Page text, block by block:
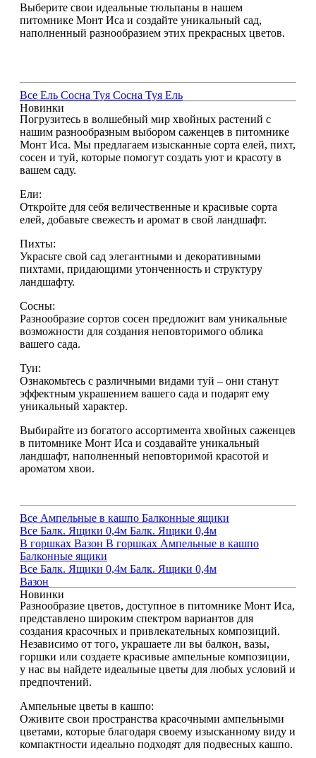
Выберите свои идеальные тюльпаны в нашем
питомнике Монт Иса и создайте уникальный сад,
наполненный разнообразием этих прекрасных цветов.
Все Ель Сосна Туя Сосна Туя Ель
Новинки
Погрузитесь в волшебный мир хвойных растений с
нашим разнообразным выбором саженцев в питомнике
Монт Иса. Мы предлагаем изысканные сорта елей, пихт,
сосен и туй, которые помогут создать уют и красоту в
вашем саду.
Ели:
Откройте для себя величественные и красивые сорта
елей, добавьте свежесть и аромат в свой ландшафт.
Пихты:
Украсьте свой сад элегантными и декоративными
пихтами, придающими утонченность и структуру
ландшафту.
Сосны:
Разнообразие сортов сосен предложит вам уникальные
возможности для создания неповторимого облика
вашего сада.
Туи:
Ознакомьтесь с различными видами туй – они станут
эффектным украшением вашего сада и подарят ему
уникальный характер.
Выбирайте из богатого ассортимента хвойных саженцев
в питомнике Монт Иса и создавайте уникальный
ландшафт, наполненный неповторимой красотой и
ароматом хвои.
Все Ампельные в кашпо Балконные ящики
Все Балк. Ящики 0,4м Балк. Ящики 0,4м
В горшках Вазон В горшках Ампельные в кашпо
Балконные ящики
Все Балк. Ящики 0,4м Балк. Ящики 0,4м
Вазон
Новинки
Разнообразие цветов, доступное в питомнике Монт Иса,
представлено широким спектром вариантов для
создания красочных и привлекательных композиций.
Независимо от того, украшаете ли вы балкон, вазы,
горшки или создаете красивые ампельные композиции,
у нас вы найдете идеальные цветы для любых условий и
предпочтений.
Ампельные цветы в кашпо:
Оживите свои пространства красочными ампельными
цветами, которые благодаря своему изысканному виду и
компактности идеально подходят для подвесных кашпо.